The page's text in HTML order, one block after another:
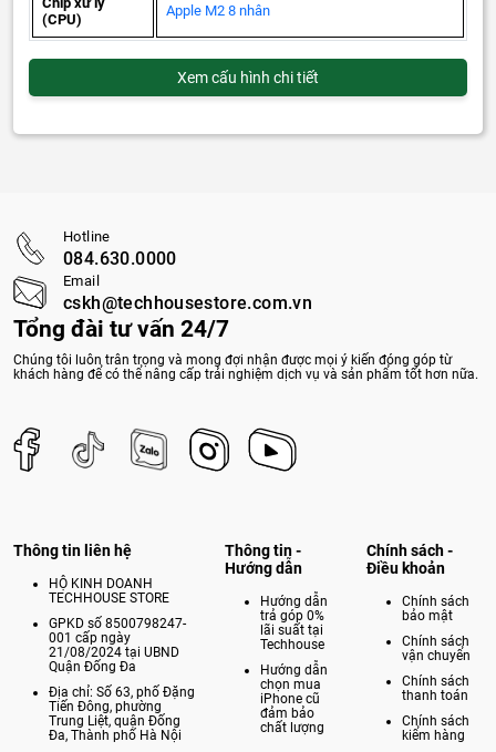
(CPU)
Apple M2 8 nhân
Xem cấu hình chi tiết
Tổng đài tư vấn 24/7
Chúng tôi luôn trân trọng và mong đợi nhận được mọi ý kiến đóng góp từ
khách hàng để có thể nâng cấp trải nghiệm dịch vụ và sản phẩm tốt hơn nữa.
Hotline
084.630.0000
Email
cskh@techhousestore.com.vn
Thông tin liên hệ
HỘ KINH DOANH
TECHHOUSE STORE
GPKD số 8500798247-
001 cấp ngày
21/08/2024 tại UBND
Quận Đống Đa
Địa chỉ: Số 63, phố Đặng
Tiến Đông, phường
Trung Liệt, quận Đống
Đa, Thành phố Hà Nội
Thông tin -
Hướng dẫn
Hướng dẫn
trả góp 0%
lãi suất tại
Techhouse
Hướng dẫn
chọn mua
iPhone cũ
đảm bảo
chất lượng
Chính sách -
Điều khoản
Chính sách
bảo mật
Chính sách
vận chuyển
Chính sách
thanh toán
Chính sách
kiểm hàng